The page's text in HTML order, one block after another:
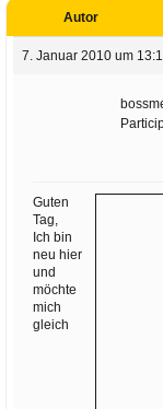
Autor
7. Januar 2010 um
Guten
Tag,
Ich bin
neu hier
und
möchte
mich
gleich
bereithält!
Wie z.B.
GMail,
KuNoMail,
E-Mail
E-Mail